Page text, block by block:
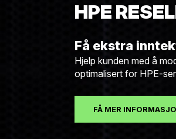
HPE
Få ekstra
Hjelp kunden med å
optimalisert for HPE-
FÅ MER